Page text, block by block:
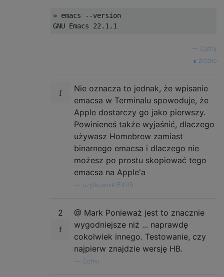
» emacs --version
Cofnij
źródło
Nie oznacza to jednak, że wpisanie
emacsa w Terminalu spowoduje, że
Apple dostarczy go jako pierwszy.
Powinieneś także wyjaśnić, dlaczego
używasz Homebrew zamiast
binarnego emacsa i dlaczego nie
możesz po prostu skopiować tego
emacsa na Apple'a
użytkownik151019
2
@ Mark Ponieważ jest to znacznie
wygodniejsze niż ... naprawdę
cokolwiek innego. Testowanie, czy
najpierw znajdzie wersję HB.
Cofnij